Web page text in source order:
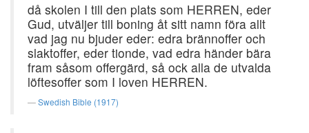
då skolen I till den plats som HERREN, eder
Gud, utväljer till boning åt sitt namn föra allt
vad jag nu bjuder eder: edra brännoffer och
slaktoffer, eder tionde, vad edra händer bära
fram såsom offergärd, så ock alla de utvalda
löftesoffer som I loven HERREN.
Swedish Bible (1917)